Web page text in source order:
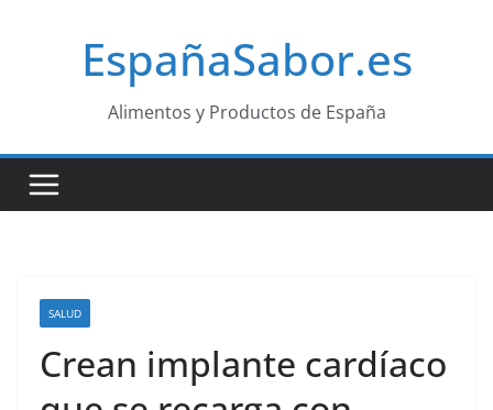
EspañaSabor.es
Alimentos y Productos de España
SALUD
Crean implante cardíaco